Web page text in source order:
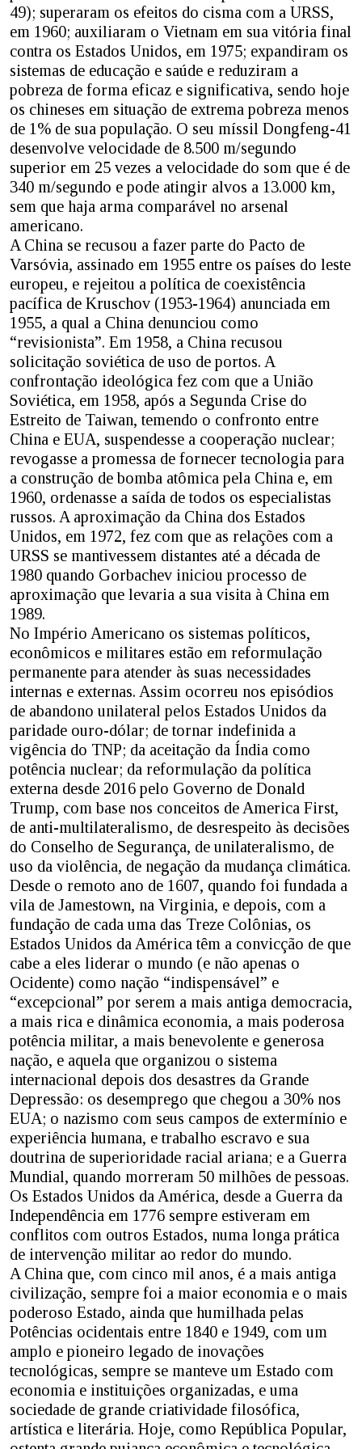
49); superaram os efeitos do cisma com a URSS,
em 1960; auxiliaram o Vietnam em sua vitória final
contra os Estados Unidos, em 1975; expandiram os
sistemas de educação e saúde e reduziram a
pobreza de forma eficaz e significativa, sendo hoje
os chineses em situação de extrema pobreza menos
de 1% de sua população. O seu míssil Dongfeng-41
desenvolve velocidade de 8.500 m/segundo
superior em 25 vezes a velocidade do som que é de
340 m/segundo e pode atingir alvos a 13.000 km,
sem que haja arma comparável no arsenal
americano.
A China se recusou a fazer parte do Pacto de
Varsóvia, assinado em 1955 entre os países do leste
europeu, e rejeitou a política de coexistência
pacífica de Kruschov (1953-1964) anunciada em
1955, a qual a China denunciou como
“revisionista”. Em 1958, a China recusou
solicitação soviética de uso de portos. A
confrontação ideológica fez com que a União
Soviética, em 1958, após a Segunda Crise do
Estreito de Taiwan, temendo o confronto entre
China e EUA, suspendesse a cooperação nuclear;
revogasse a promessa de fornecer tecnologia para
a construção de bomba atômica pela China e, em
1960, ordenasse a saída de todos os especialistas
russos. A aproximação da China dos Estados
Unidos, em 1972, fez com que as relações com a
URSS se mantivessem distantes até a década de
1980 quando Gorbachev iniciou processo de
aproximação que levaria a sua visita à China em
1989.
No Império Americano os sistemas políticos,
econômicos e militares estão em reformulação
permanente para atender às suas necessidades
internas e externas. Assim ocorreu nos episódios
de abandono unilateral pelos Estados Unidos da
paridade ouro-dólar; de tornar indefinida a
vigência do TNP; da aceitação da Índia como
potência nuclear; da reformulação da política
externa desde 2016 pelo Governo de Donald
Trump, com base nos conceitos de America First,
de anti-multilateralismo, de desrespeito às decisões
do Conselho de Segurança, de unilateralismo, de
uso da violência, de negação da mudança climática.
Desde o remoto ano de 1607, quando foi fundada a
vila de Jamestown, na Virginia, e depois, com a
fundação de cada uma das Treze Colônias, os
Estados Unidos da América têm a convicção de que
cabe a eles liderar o mundo (e não apenas o
Ocidente) como nação “indispensável” e
“excepcional” por serem a mais antiga democracia,
a mais rica e dinâmica economia, a mais poderosa
potência militar, a mais benevolente e generosa
nação, e aquela que organizou o sistema
internacional depois dos desastres da Grande
Depressão: os desemprego que chegou a 30% nos
EUA; o nazismo com seus campos de extermínio e
experiência humana, e trabalho escravo e sua
doutrina de superioridade racial ariana; e a Guerra
Mundial, quando morreram 50 milhões de pessoas.
Os Estados Unidos da América, desde a Guerra da
Independência em 1776 sempre estiveram em
conflitos com outros Estados, numa longa prática
de intervenção militar ao redor do mundo.
A China que, com cinco mil anos, é a mais antiga
civilização, sempre foi a maior economia e o mais
poderoso Estado, ainda que humilhada pelas
Potências ocidentais entre 1840 e 1949, com um
amplo e pioneiro legado de inovações
tecnológicas, sempre se manteve um Estado com
economia e instituições organizadas, e uma
sociedade de grande criatividade filosófica,
artística e literária. Hoje, como República Popular,